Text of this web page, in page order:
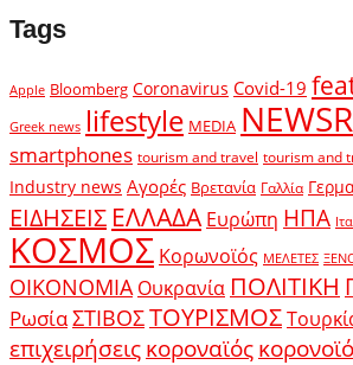
Tags
Apple Bloomberg Coronavirus Covid-19
Greek news lifestyle MEDIA
smartphones tourism and travel tourism and
Industry news Αγορές Βρετανία Γαλλία
ΕΙΔΗΣΕΙΣ ΕΛΛΑΔΑ Ευρώπη ΗΠΑ
ΚΟΣΜΟΣ Κορωνοϊός ΜΕΛΕΤΕΣ
ΟΙΚΟΝΟΜΙΑ Ουκρανία ΠΟΛΙΤΙΚΗ
ΡωσίαΣΤΙΒΟΣΤΟΥΡΙΣΜΟΣ
επιχειρήσειςκοροναϊός